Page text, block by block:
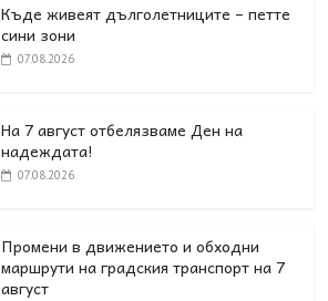
Къде живеят дълголетниците – петте
сини зони
07.08.2026
На 7 август отбелязваме Ден на
надеждата!
07.08.2026
Промени в движението и обходни
маршрути на градския транспорт на 7
август